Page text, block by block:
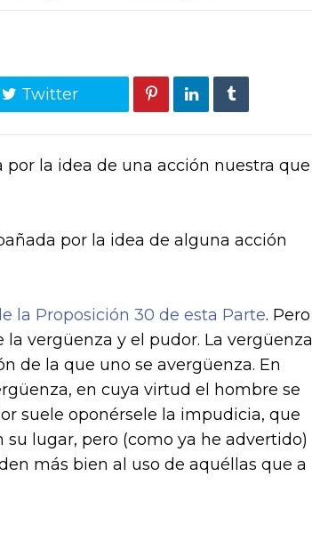
Twitter
por la idea de una acción nuestra que
por la idea de alguna acción
la Proposi­ción 30 de esta Parte. Pero
vergüenza y el pudor. La vergüenza
de la que uno se avergüenza. En
en cuya virtud el hombre se
suele oponérsele la impudicia, que
lugar, pero (como ya he advertido)
más bien al uso de aquéllas que a